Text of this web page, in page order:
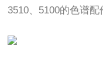
3510、5100的色谱